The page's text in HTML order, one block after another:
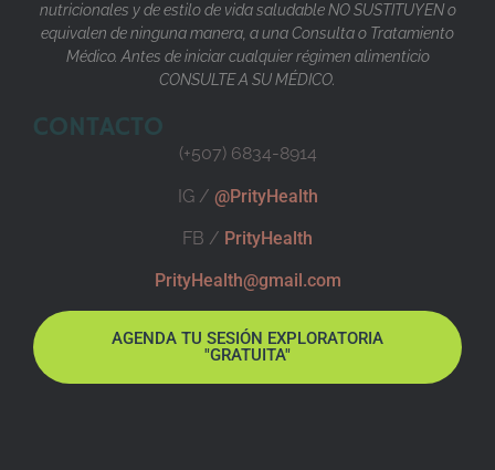
nutricionales y de estilo de vida saludable NO SUSTITUYEN o
equivalen de ninguna manera, a una Consulta o Tratamiento
Médico. Antes de iniciar cualquier régimen alimenticio
CONSULTE A SU MÉDICO.
CONTACTO
(+507) 6834-8914
IG / @PrityHealth
FB / PrityHealth
PrityHealth@gmail.com
AGENDA TU SESIÓN EXPLORATORIA
"GRATUITA"